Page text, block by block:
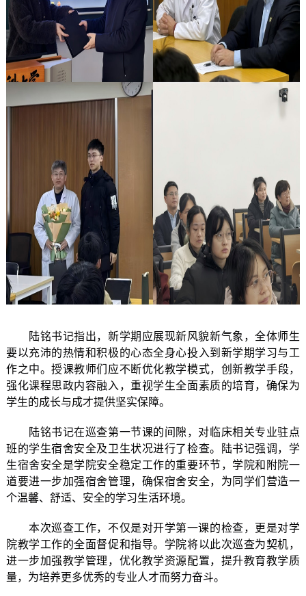
陆铭书记指出，新学期应展现新风貌新气象 ，全体师生
要以充沛的热情和积极的心态全身心投入到新学期学习与工
作之中。授课教师们应不断优化教学模式，创新教学手段，
强化课程思政内容融入，重视学生全面素质的培育，确保为
学生的成长与成才提供坚实保障。
陆铭书记在巡查第一节课的间隙，对 临床相关专业驻点
班的学生宿舍安全及卫生状况进行了检查。
陆书记强调，学
生宿舍安全是学院安全稳定工作的重要环节，学院和附院一
道要进一步加强宿舍管理，确保宿舍安全，为同学们营造一
个温馨、舒适、安全的学习生活环境。
本次巡查工作，不仅是对开学第一课的检查，更是对学
院教学工作的全面督促和指导。学院将以此次巡查为契机，
进一步加强教学管理，优化教学资源配置，提升教育教学质
量，为培养更多优秀的专业人才而努力奋斗。